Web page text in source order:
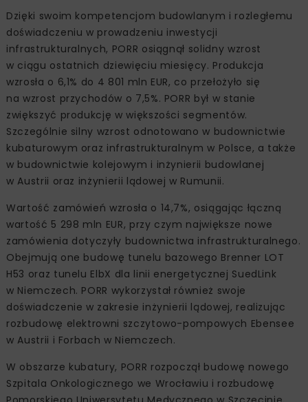
Dzięki swoim kompetencjom budowlanym i rozległemu
doświadczeniu w prowadzeniu inwestycji
infrastrukturalnych, PORR osiągnął solidny wzrost
w ciągu ostatnich dziewięciu miesięcy. Produkcja
wzrosła o 6,1% do 4 801 mln EUR, co przełożyło się
na wzrost przychodów o 7,5%. PORR był w stanie
zwiększyć produkcję w większości segmentów.
Szczególnie silny wzrost odnotowano w budownictwie
kubaturowym oraz infrastrukturalnym w Polsce, a także
w budownictwie kolejowym i inżynierii budowlanej
w Austrii oraz inżynierii lądowej w Rumunii.
Wartość zamówień wzrosła o 14,7%, osiągając łączną
wartość 5 298 mln EUR, przy czym największe nowe
zamówienia dotyczyły budownictwa infrastrukturalnego.
Obejmują one budowę tunelu bazowego Brenner LOT
H53 oraz tunelu ElbX dla linii energetycznej SuedLink
w Niemczech. PORR wykorzystał również swoje
doświadczenie w zakresie inżynierii lądowej, realizując
rozbudowę elektrowni szczytowo-pompowych Ebensee
w Austrii i Forbach w Niemczech.
W obszarze kubatury, PORR rozpoczął budowę nowego
Szpitala Onkologicznego we Wrocławiu i rozbudowę